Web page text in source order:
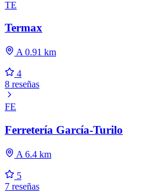
TE
Termax
A 0.91 km
4
8 reseñas
FE
Ferretería García-Turilo
A 6.4 km
5
7 reseñas